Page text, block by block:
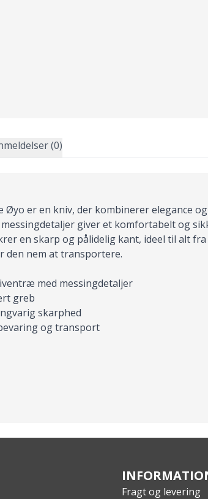
(0)
Øyo er en kniv, der kombinerer elegance
giver et komfortabelt og
en skarp og pålidelig kant, ideel til alt
den nem at transportere.
med messingdetaljer
greb
skarphed
og transport
Fragt og levering